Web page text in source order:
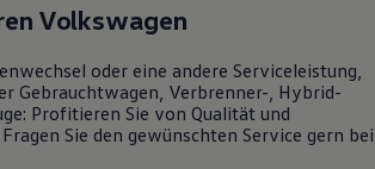
Updates
Ersatzteile
und Checks
und Flüssigkeiten
und Reifen
und Unfallhilfe
Volkswagen
oder eine andere Serviceleistung,
Gebrauchtwagen , Verbrenner-, Hybrid-
Profitieren Sie von Qualität und
Sie den gewünschten Service gern bei